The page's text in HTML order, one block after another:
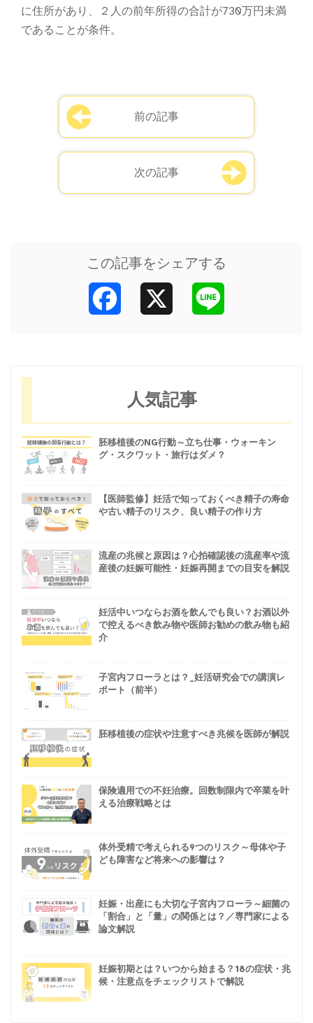
に住所があり、２人の前年所得の合計が730万円未満
であることが条件。
前の記事
次の記事
この記事をシェアする
Facebook
人気記事
胚移植後のNG行動～立ち仕事・ウォーキン
グ・スクワット・旅行はダメ？
【医師監修】妊活で知っておくべき精子の寿命
や古い精子のリスク、良い精子の作り方
流産の兆候と原因は？心拍確認後の流産率や流
産後の妊娠可能性・妊娠再開までの目安を解説
妊活中いつならお酒を飲んでも良い？お酒以外
で控えるべき飲み物や医師お勧めの飲み物も紹
介
子宮内フローラとは？_妊活研究会での講演レ
ポート（前半）
胚移植後の症状や注意すべき兆候を医師が解説
保険適用での不妊治療。回数制限内で卒業を叶
える治療戦略とは
体外受精で考えられる9つのリスク～母体や子
ども障害など将来への影響は？
妊娠・出産にも大切な子宮内フローラ～細菌の
「割合」と「量」の関係とは？／専門家による
論文解説
妊娠初期とは？いつから始まる？18の症状・兆
候・注意点をチェックリストで解説